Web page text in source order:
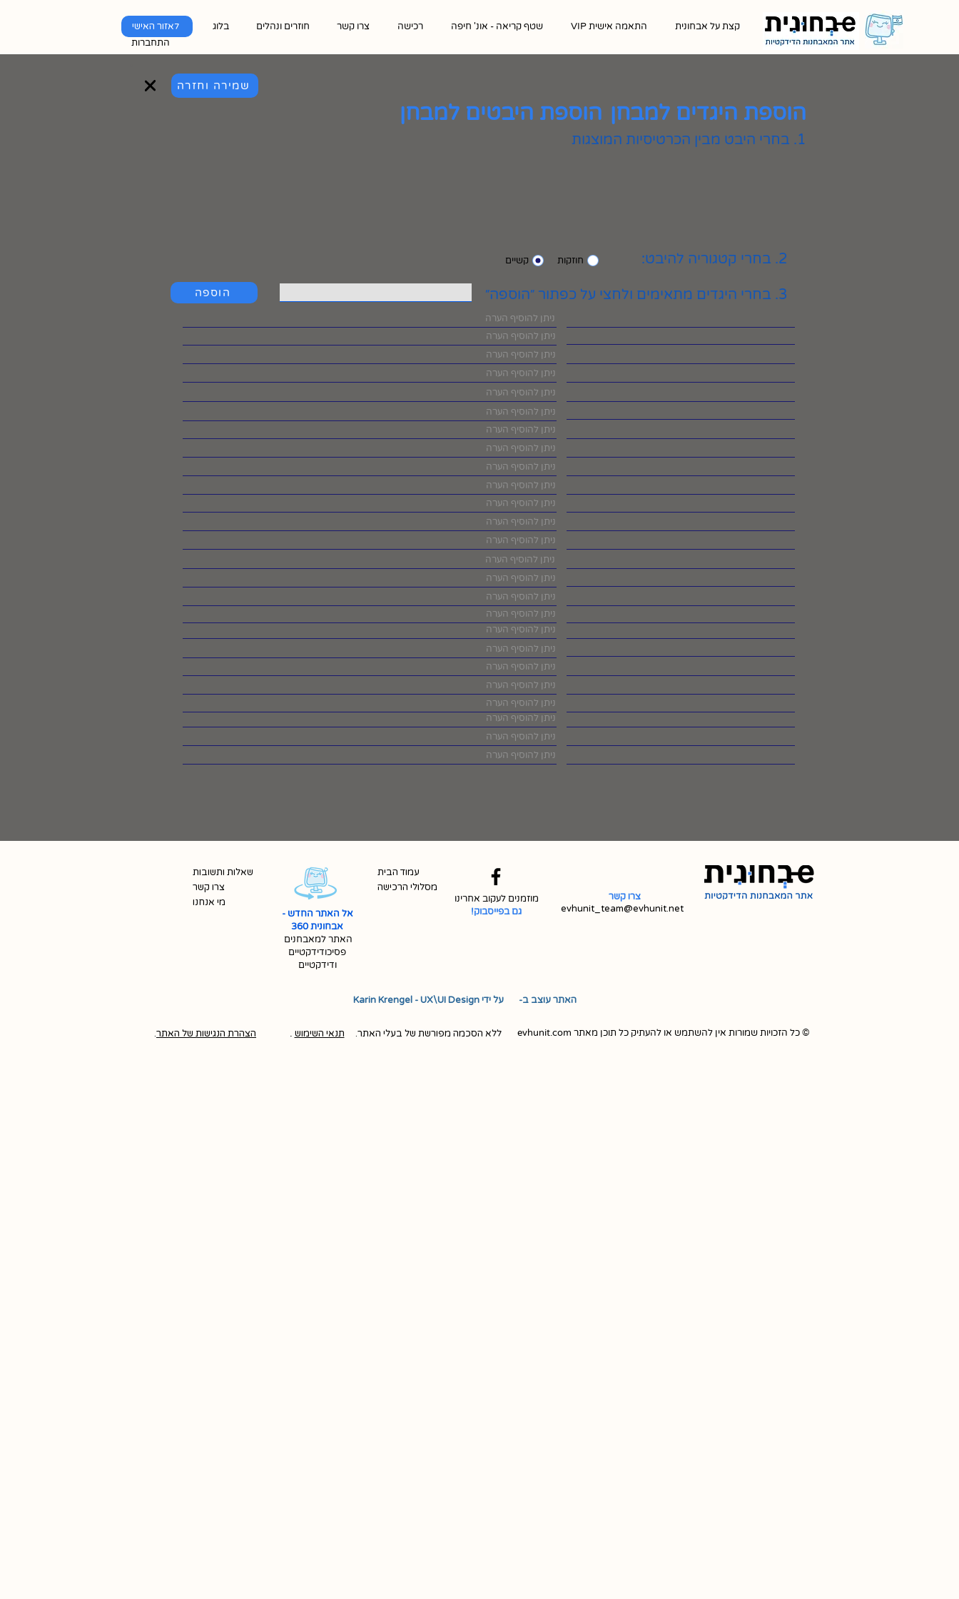
לאזור האישי
התחברות
קצת על אבחונית התאמה אישית VIP שטף קריאה - אונ' חיפה רכישה צרו קשר חוזרים ונהלים בלוג
שמירה וחזרה
הוספת היבטים למבחן הוספת היגדים למבחן
1. בחרי היבט מבין הכרטיסיות המוצגות
חוזקות קשיים 2. בחרי קטגוריה להיבט:
הוספה 3. בחרי היגדים מתאימים ולחצי על כפתור ״הוספה״
שאלות ותשובות
צרו קשר
מי אנחנו
עמוד הבית
מסלולי הרכישה
אל האתר החדש -
אבחונית 360
האתר למאבחנים
פסיכודידקטיים
ודידקטיים
מוזמנים לעקוב אחרינו
גם בפייסבוק!
צרו קשר
evhunit_team@evhunit.net
האתר עוצב ב- ​ ​ על ידי Karin Krengel - UX\UI Design
הצהרת הנגישות של האתר. ללא הסכמה מפורשת של בעלי האתר. תנאי השימוש . © כל הזכויות שמורות אין להשתמש או להעתיק כל תוכן מאתר evhunit.com